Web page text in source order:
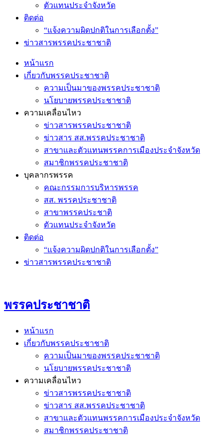
ตัวแทนประจำจังหวัด
ติดต่อ
“แจ้งความผิดปกติในการเลือกตั้ง”
ข่าวสารพรรคประชาชาติ
หน้าแรก
เกี่ยวกับพรรคประชาชาติ
ความเป็นมาของพรรคประชาชาติ
นโยบายพรรคประชาชาติ
ความเคลื่อนไหว
ข่าวสารพรรคประชาชาติ
ข่าวสาร สส.พรรคประชาชาติ
สาขาและตัวแทนพรรคการเมืองประจำจังหวัด
สมาชิกพรรคประชาชาติ
บุคลากรพรรค
คณะกรรมการบริหารพรรค
สส. พรรคประชาชาติ
สาขาพรรคประชาติ
ตัวแทนประจำจังหวัด
ติดต่อ
“แจ้งความผิดปกติในการเลือกตั้ง”
ข่าวสารพรรคประชาชาติ
พรรคประชาชาติ
หน้าแรก
เกี่ยวกับพรรคประชาชาติ
ความเป็นมาของพรรคประชาชาติ
นโยบายพรรคประชาชาติ
ความเคลื่อนไหว
ข่าวสารพรรคประชาชาติ
ข่าวสาร สส.พรรคประชาชาติ
สาขาและตัวแทนพรรคการเมืองประจำจังหวัด
สมาชิกพรรคประชาชาติ